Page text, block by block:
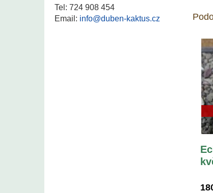
Tel: 724 908 454
Email: info@duben-kaktus.cz